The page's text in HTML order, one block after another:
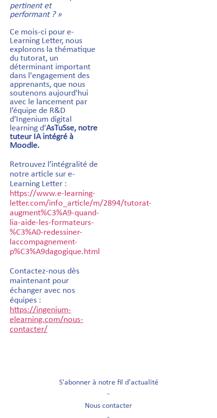
pertinent et
performant ? »
Ce mois-ci pour e-
Learning Letter, nous
explorons la thématique
du tutorat, un
déterminant important
dans l'engagement des
apprenants, que nous
soutenons aujourd'hui
avec le lancement par
l’équipe de R&D
d’Ingenium digital
learning d’AsTuSse, notre
tuteur IA intégré à
Moodle.
Retrouvez l’intégralité de
notre article sur e-
Learning Letter :
https://www.e-learning-
letter.com/info_article/m/2894/tutorat-
augment%C3%A9-quand-
lia-aide-les-formateurs-
%C3%A0-redessiner-
laccompagnement-
p%C3%A9dagogique.html
Contactez-nous dès
maintenant pour
échanger avec nos
équipes :
https://ingenium-
elearning.com/nous-
contacter/
S'abonner à notre fil d'actualité
-
Nous contacter